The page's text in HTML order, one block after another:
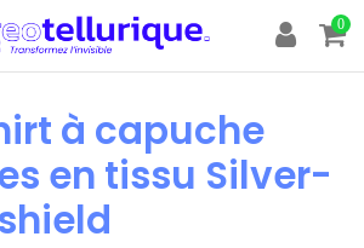
0
à capuche
en tissu Silver-